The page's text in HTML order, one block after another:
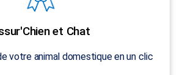
et Chat
votre animal domestique en un clic